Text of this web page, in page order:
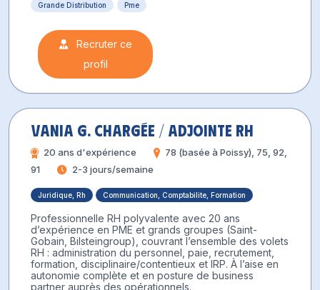
Grande Distribution Pme
Recruter ce
profil
Vania G. Chargée / Adjointe RH
20 ans d'expérience
78 (basée à Poissy), 75, 92,
91
2-3 jours/semaine
Juridique, Rh Communication, Comptabilite, Formation
Professionnelle RH polyvalente avec 20 ans
d’expérience en PME et grands groupes (Saint-
Gobain, Bilsteingroup), couvrant l’ensemble des volets
RH : administration du personnel, paie, recrutement,
formation, disciplinaire/contentieux et IRP. À l’aise en
autonomie complète et en posture de business
partner auprès des opérationnels.